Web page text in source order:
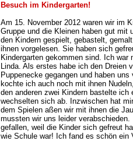
Besuch im Kindergarten!
Am 15. November 2012 waren wir im
Gruppe und die Kleinen haben gut mit
den Kindern gespielt, gebastelt,
ihnen vorgelesen. Sie haben sich
Kindergarten gekommen sind. Ich war
Linda. Als erstes habe ich den Dreien
Puppenecke gegangen und haben
kochte ich auch noch mit ihnen
den anderen zwei Kindern bastelte ich
wechselten sich ab. Inzwischen hat
dem Spielen aßen wir mit ihnen die
mussten wir uns leider
gefallen, weil die Kinder sich gefreut
wie Schule war! Ich fand es schön ein